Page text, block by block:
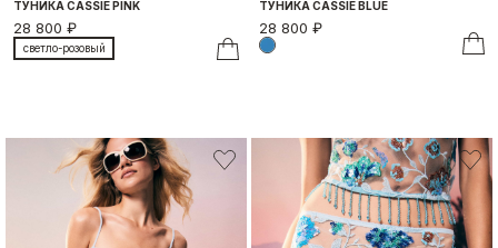
ТУНИКА CASSIE PINK
28 800 ₽
светло-розовый
ТУНИКА CASSIE BLUE
28 800 ₽